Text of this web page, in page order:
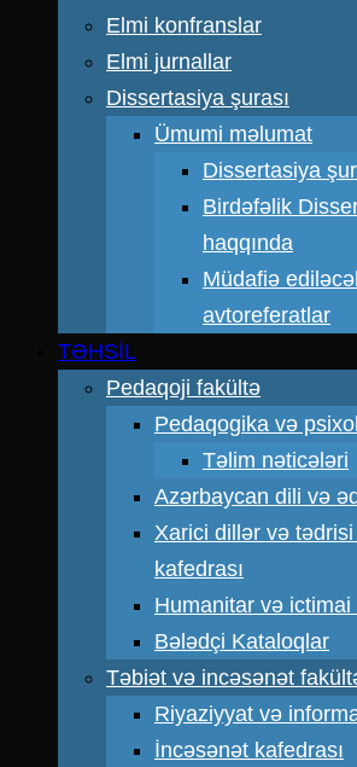
Elmi konfranslar
Elmi jurnallar
Dissertasiya şurası
Ümumi məlumat
Dissertasiya
Birdəfəlik
haqqında
Müdafiə
avtoreferatlar
TƏHSİL
Pedaqoji fakültə
Pedaqogika və
Təlim nəticələri
Azərbaycan dili və
Xarici dillər və tədrisi
kafedrası
Humanitar və ictimai
Bələdçi Kataloqlar
Təbiət və incəsənət
Riyaziyyat və
İncəsənət kafedrası